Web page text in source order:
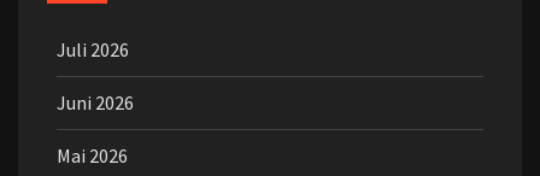
Juli 2026
Juni 2026
Mai 2026